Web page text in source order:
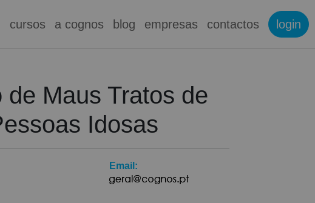
cursos a cognos blog empresas contactos login
de Maus Tratos de
Idosas
Email: